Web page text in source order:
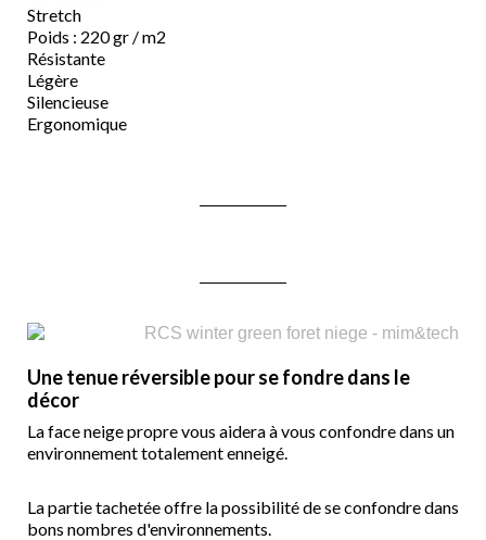
Stretch
Poids : 220 gr / m2
Résistante
Légère
Silencieuse
Ergonomique
Une tenue réversible pour se fondre dans le
décor
La face neige propre vous aidera à vous confondre dans un
environnement totalement enneigé.
La partie tachetée offre la possibilité de se confondre dans
bons nombres d'environnements.